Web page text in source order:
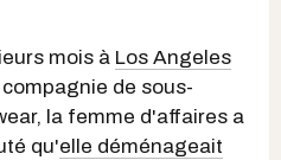
mois à Los Angeles
de sous-
la femme d'affaires a
qu'elle déménageait